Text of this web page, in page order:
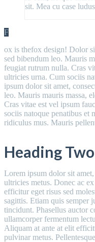
sit. Mea cu case
F
ox is thefox design! Dolor
sed bibendum leo. Mauris
feugiat rutrum nulla. Cras
ultricies urna. Cum sociis
ipsum dolor sit amet,
leo. Mauris mauris massa,
Cras vitae est vel ipsum
sociis natoque penatibus et
ridiculus mus. Mauris
Heading Two
Lorem ipsum dolor sit
ultricies metus. Donec ac
efficitur eget risus sed
sagittis. Etiam quis semper
tincidunt. Phasellus auctor
ullamcorper fermentum
Aliquam at ante at elit
pulvinar metus.